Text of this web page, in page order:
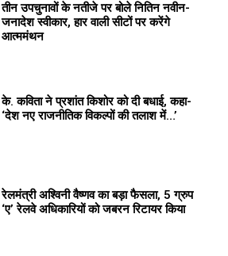
तीन उपचुनावों के नतीजे पर बोले नितिन नवीन-
जनादेश स्वीकार, हार वाली सीटों पर करेंगे
आत्ममंथन
के. कविता ने प्रशांत किशोर को दी बधाई, कहा-
‘देश नए राजनीतिक विकल्पों की तलाश में…’
रेलमंत्री अश्विनी वैष्णव का बड़ा फैसला, 5 ग्रुप
‘ए’ रेलवे अधिकारियों को जबरन रिटायर किया